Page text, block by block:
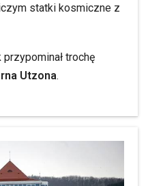
statki kosmiczne z
trochę
Utzona.